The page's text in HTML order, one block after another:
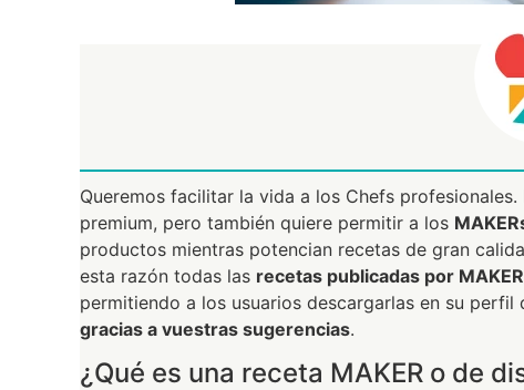
Queremos facilitar la vida a los Chefs profesionales.
premium, pero también quiere permitir a los
productos mientras potencian recetas de gran
esta razón todas las recetas publicadas por
permitiendo a los usuarios descargarlas en su
gracias a vuestras sugerencias.
¿Qué es una receta MAKER o de